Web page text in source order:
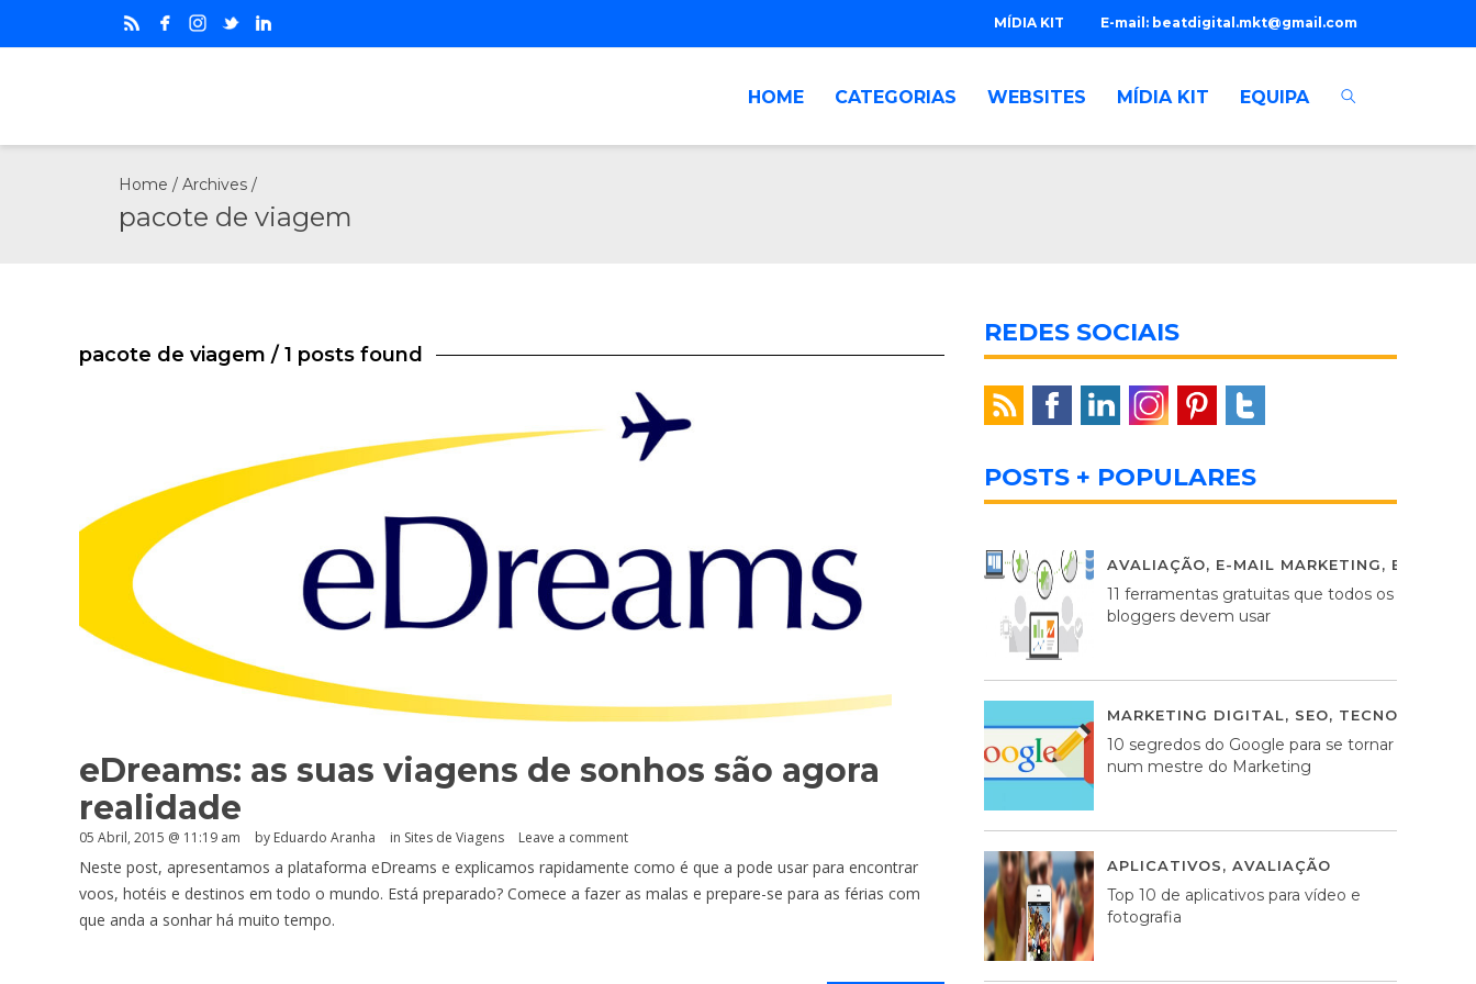
E-mail: beatdigital.mkt@gmail.com
MÍDIA KIT
HOME CATEGORIAS WEBSITES MÍDIA KIT EQUIPA
Home / Archives /
pacote de viagem
pacote de viagem / 1 posts found
eDreams: as suas viagens de sonhos são agora
realidade
05 Abril, 2015 @ 11:19 am by Eduardo Aranha in Sites de Viagens Leave a comment
Neste post, apresentamos a plataforma eDreams e explicamos rapidamente como é que a pode usar para encontrar
voos, hotéis e destinos em todo o mundo. Está preparado? Comece a fazer as malas e prepare-se para as férias com
que anda a sonhar há muito tempo.
REDES SOCIAIS
POSTS + POPULARES
AVALIAÇÃO, E-MAIL MARKETING,
11 ferramentas gratuitas que todos os
bloggers devem usar
MARKETING DIGITAL, SEO, TECNOLOGIA
10 segredos do Google para se tornar
num mestre do Marketing
APLICATIVOS, AVALIAÇÃO
Top 10 de aplicativos para vídeo e
fotografia